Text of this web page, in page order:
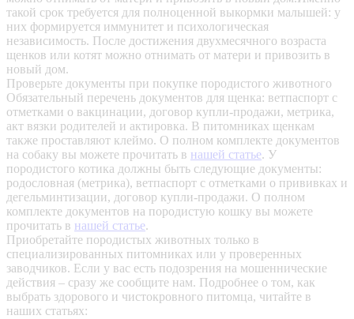
такой срок требуется для полноценной выкормки малышей: у
них формируется иммунитет и психологическая
независимость. После достижения двухмесячного возраста
щенков или котят можно отнимать от матери и привозить в
новый дом.
Проверьте документы при покупке породистого животного
Обязательный перечень документов для щенка: ветпаспорт с
отметками о вакцинации, договор купли-продажи, метрика,
акт вязки родителей и актировка. В питомниках щенкам
также проставляют клеймо. О полном комплекте документов
на собаку вы можете прочитать в нашей статье. У
породистого котика должны быть следующие документы:
родословная (метрика), ветпаспорт с отметками о прививках и
дегельминтизации, договор купли-продажи. О полном
комплекте документов на породистую кошку вы можете
прочитать в нашей статье.
Приобретайте породистых животных только в
специализированных питомниках или у проверенных
заводчиков. Если у вас есть подозрения на мошеннические
действия – сразу же сообщите нам. Подробнее о том, как
выбрать здорового и чистокровного питомца, читайте в
наших статьях: